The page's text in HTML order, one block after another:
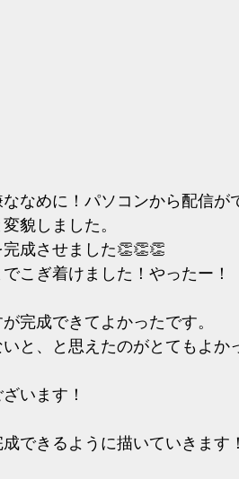
なめに！パソコンから配信が
貌しました。
成させました👏👏👏
こぎ着けました！やったー！
完成できてよかったです。
と、と思えたのがとてもよか
います！
できるように描いていきます！